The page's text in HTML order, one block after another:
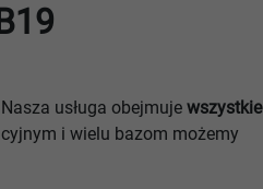
usługa obejmuje wszystkie
i wielu bazom możemy